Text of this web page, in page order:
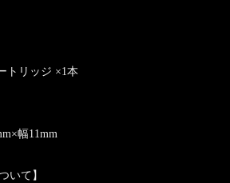
トリッジ ×1本
幅11mm
いて】